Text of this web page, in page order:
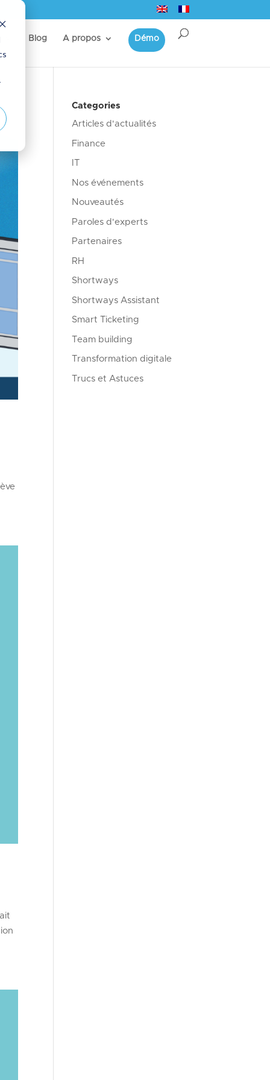
Blog A propos Démo
Categories
Articles d'actualités
Finance
Nos événements
Nouveautés
Paroles d'experts
Partenaires
RH
Shortways
Shortways Assistant
Smart Ticketing
Team building
Transformation digitale
Trucs et Astuces